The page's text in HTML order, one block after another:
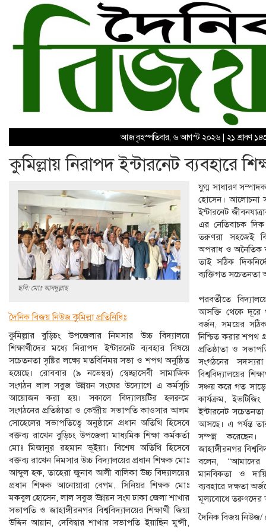
আজ বৃহস্পতিবার, ৬ আগস্ট ২০২৬ | ২১ শ্রাবণ
কুমিল্লায় নিরাপদ ইন্টারনেট ব্যবহারে
ছবি: মোঃ আবদুল্লাহ
দৈনিক বিজয় নিউজ কুমিল্লা প্রতিনিধিঃ
কুমিল্লার বুড়িচং উপজেলার নিমসার উচ্চ বিদ্যালয়ে
শিক্ষার্থীদের মধ্যে নিরাপদ ইন্টারনেট ব্যবহার বিষয়ে
সচেতনতা সৃষ্টির লক্ষ্যে মতবিনিময় সভা ও শপথ অনুষ্ঠিত
হয়েছে। রোববার (৯ নভেম্বর) স্বেচ্ছাসেবী সামাজিক
সংগঠন লাল সবুজ উন্নয়ন সংঘের উদ্যোগে এ কর্মসূচি
আয়োজন করা হয়। সকালে বিদ্যালয়টির হলরুমে
সংগঠনের প্রতিষ্ঠাতা ও কেন্দ্রীয় সভাপতি কাওসার আলম
সোহেলের সভাপতিত্বে অনুষ্ঠানে প্রধান অতিথি হিসেবে
বক্তব্য রাখেন বুড়িচং উপজেলা মাধ্যমিক শিক্ষা কর্মকর্তা
মোঃ মিজানুর রহমান ভূইয়া। বিশেষ অতিথি হিসেবে
বক্তব্য রাখেন নিমসার উচ্চ বিদ্যালয়ের প্রধান শিক্ষক মোঃ
আব্দুল হক, তাহেরা জুনাব আলী বালিকা উচ্চ বিদ্যালয়ের
প্রধান শিক্ষক আনোয়ারা বেগম, সিনিয়র শিক্ষক মোঃ
মকবুল হোসেন, লাল সবুজ উন্নয়ন সংঘ ঢাকা জেলা শাখার
সভাপতি ও জাহাঙ্গীরনগর বিশ্ববিদ্যালয়ের শিক্ষার্থী জিয়া
উদ্দিন আয়ান, দেবিদ্বার শাখার সভাপতি ইয়াছিন মুন্সী,
যুগ্ম সাধারণ
হোসেন। আলোচনা
ইন্টারনেট
এর নেতিবাচক
তরুণরা সহজেই
অপরাধ ও অনৈতিক
তাই সঠিক
ব্যক্তিগত সচেতনতা
পরবর্তীতে
আসক্তি থেকে দূরে
বর্জন, সময়ের
নিশ্চিত করার শপথ
প্রতিষ্ঠাতা ও
সংগঠনের
বিশ্ববিদ্যালয়ের
সঞ্চয় করে গত
কার্যক্রম,
ইন্টারনেট
আসছে। এ পর্যন্ত
সম্পন্ন
জাহাঙ্গীরনগর
বলেন, “আমাদের
মানবিকতা ও
ব্যবহারে দক্ষতা
মূল্যবোধে তরুণদের
দৈনিক বিজয়